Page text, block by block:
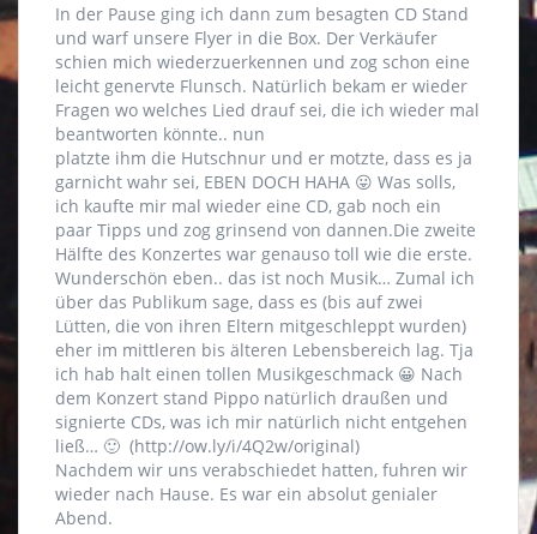
In der Pause ging ich dann zum besagten CD Stand
und warf unsere Flyer in die Box. Der Verkäufer
schien mich wiederzuerkennen und zog schon eine
leicht genervte Flunsch. Natürlich bekam er wieder
Fragen wo welches Lied drauf sei, die ich wieder mal
beantworten könnte.. nun
platzte ihm die Hutschnur und er motzte, dass es ja
garnicht wahr sei, EBEN DOCH HAHA 😛 Was solls,
ich kaufte mir mal wieder eine CD, gab noch ein
paar Tipps und zog grinsend von dannen.Die zweite
Hälfte des Konzertes war genauso toll wie die erste.
Wunderschön eben.. das ist noch Musik… Zumal ich
über das Publikum sage, dass es (bis auf zwei
Lütten, die von ihren Eltern mitgeschleppt wurden)
eher im mittleren bis älteren Lebensbereich lag. Tja
ich hab halt einen tollen Musikgeschmack 😀 Nach
dem Konzert stand Pippo natürlich draußen und
signierte CDs, was ich mir natürlich nicht entgehen
ließ… 🙂 (http://ow.ly/i/4Q2w/original)
Nachdem wir uns verabschiedet hatten, fuhren wir
wieder nach Hause. Es war ein absolut genialer
Abend.